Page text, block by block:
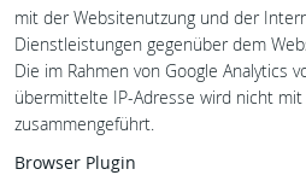
mit der Websitenutzung und der
Dienstleistungen gegenüber dem
Die im Rahmen von Google Analytics
übermittelte IP-Adresse wird nicht
zusammengeführt.
Browser Plugin